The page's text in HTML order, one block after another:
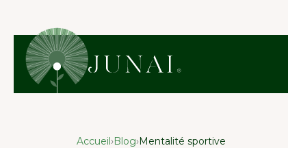
Accueil›Blog›Mentalité sportive